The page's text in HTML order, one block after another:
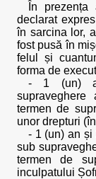
În
declarat
în sarcina lor,
fost pusă în
felul și
forma de
- 1 (un)
termen de
unor drepturi
- 1 (un) an și
sub
termen de
inculpatului